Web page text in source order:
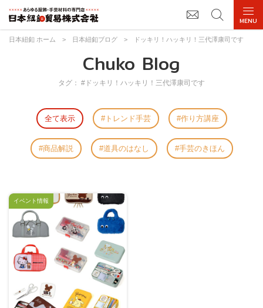
日本紐釦 ホーム > 日本紐釦ブログ > ドッキリ！ハッキリ！三代澤康司です
Chuko Blog
タグ： #ドッキリ！ハッキリ！三代澤康司です
全て表示 トレンド手芸 作り方講座
商品解説 道具のはなし 手芸のきほん
イベント情報